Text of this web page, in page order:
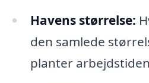
Havens størrelse:
den samlede
planter